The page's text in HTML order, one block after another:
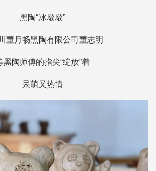
黑陶“冰墩墩”
董月畅黑陶有限公司董志明
黑陶师傅的指尖“绽放”着
呆萌又热情